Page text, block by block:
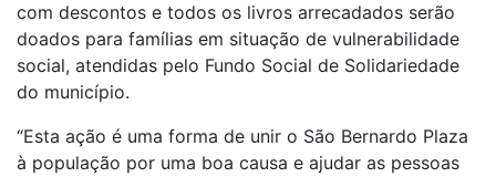
com descontos e todos os livros arrecadados serão
doados para famílias em situação de vulnerabilidade
social, atendidas pelo Fundo Social de Solidariedade
do município.
“Esta ação é uma forma de unir o São Bernardo Plaza
à população por uma boa causa e ajudar as pessoas